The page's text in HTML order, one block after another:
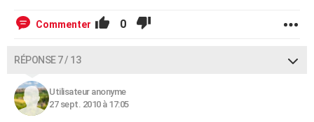
Commenter 0
RÉPONSE 7 / 13
Utilisateur anonyme
27 sept. 2010 à 17:05